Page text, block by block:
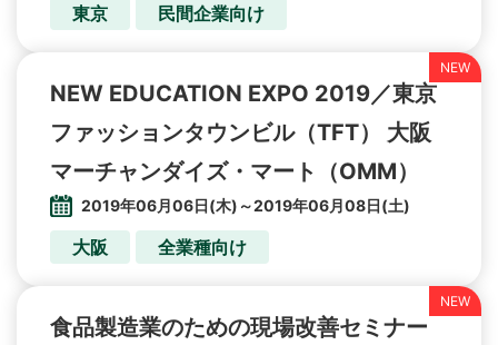
東京 民間企業向け
NEW EDUCATION EXPO 2019／東京
ファッションタウンビル（TFT） 大阪
2019年06月06日(木)～2019年06月08日(土)
大阪 全業種向け
食品製造業のための現場改善セミナー